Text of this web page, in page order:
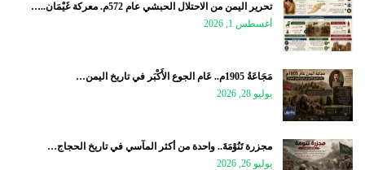
تحرير اليمن من الاحتلال الحبشي عام 572م. معركة غَيْمَان..…
أغسطس 1, 2026
مَجَاعَةُ 1905م.. عَام الجوع الأَكْبَر في تاريخ اليمن…
يوليو 28, 2026
مجزرة تَنُوْمَةَ.. واحدة من أكثر المآسي في تاريخ الحجاج…
يوليو 26, 2026